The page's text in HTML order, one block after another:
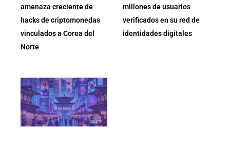
amenaza creciente de
hacks de criptomonedas
vinculados a Corea del
Norte
millones de usuarios
verificados en su red de
identidades digitales